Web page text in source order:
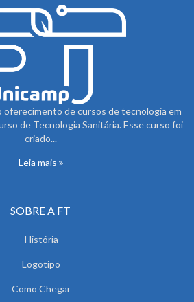
oferecimento de cursos de tecnologia em
de Tecnologia Sanitária. Esse curso foi
criado...
Leia mais
SOBRE A FT
História
Logotipo
Como Chegar